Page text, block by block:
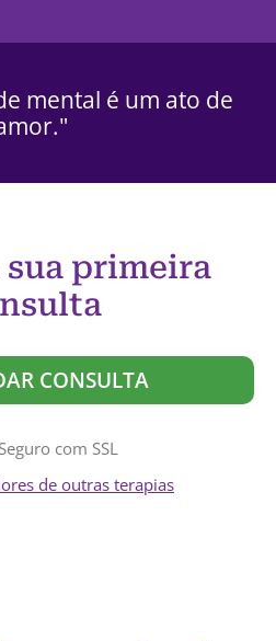
mental é um ato de
sua primeira
CONSULTA
com SSL
de outras terapias